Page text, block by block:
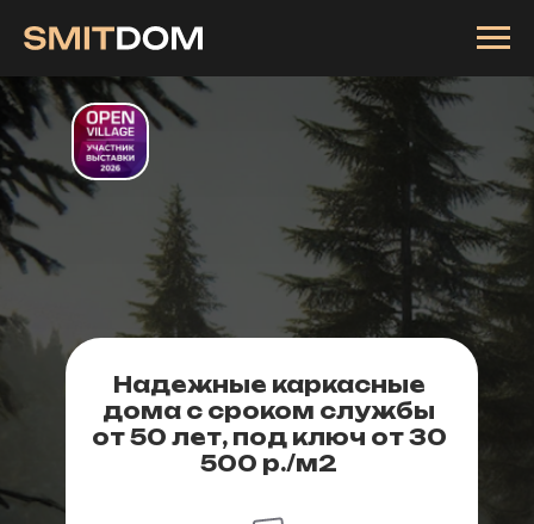
Надежные каркасные
дома с сроком службы
от 50 лет, под ключ от 30
500 р./м2